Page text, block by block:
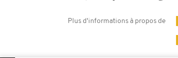
Plus d'informations à propos de